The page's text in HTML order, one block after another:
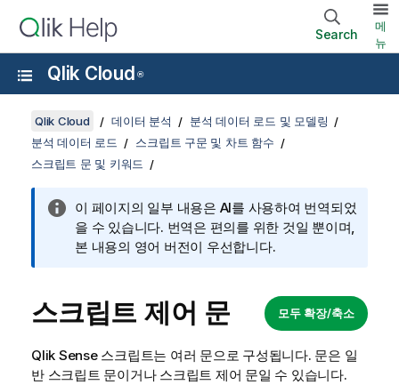
Search
메
뉴
Qlik Cloud ®
Qlik Cloud 데이터 분석
분석 데이터 로드 및 모델링
분석 데이터 로드
스크립트 구문 및 차트 함수
스크립트 문 및 키워드
이 페이지의 일부 내용은 AI를 사용하여 번역되었
을 수 있습니다. 번역은 편의를 위한 것일 뿐이며,
본 내용의 영어 버전이 우선합니다.
모두 확장/축소
스크립트 제어 문
Qlik Sense스크립트는 여러 문으로 구성됩니다. 문은 일
반 스크립트 문이거나 스크립트 제어 문일 수 있습니다.